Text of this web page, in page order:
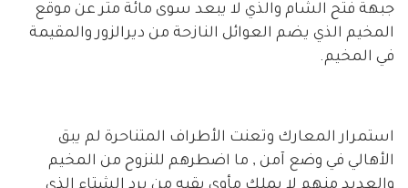
جبهة فتح الشام والذي لا يبعد سوى مائة متر عن موقع
المخيم الذي يضم العوائل النازحة من ديرالزور والمقيمة
في المخيم.
استمرار المعارك وتعنت الأطراف المتناحرة لم يبق
الأهالي في وضع آمن , ما اضطرهم للنزوح من المخيم